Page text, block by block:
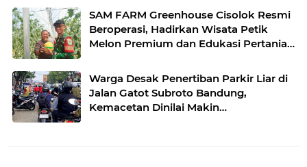
SAM FARM Greenhouse Cisolok Resmi
Beroperasi, Hadirkan Wisata Petik
Melon Premium dan Edukasi Pertanian
Warga Desak Penertiban Parkir Liar di
Jalan Gatot Subroto Bandung,
Kemacetan Dinilai Makin